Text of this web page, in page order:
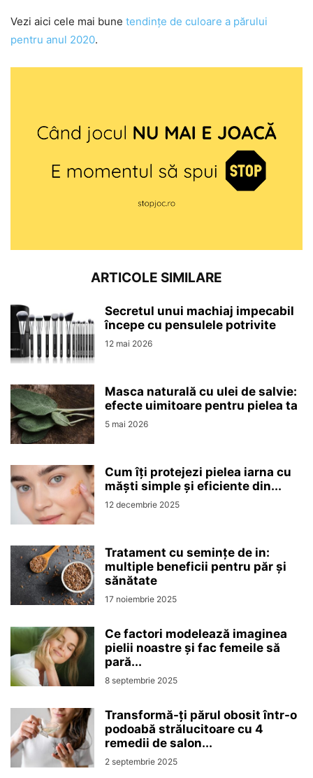
Vezi aici cele mai bune tendințe de culoare a părului
pentru anul 2020.
ARTICOLE SIMILARE
Secretul unui machiaj impecabil
începe cu pensulele potrivite
12 mai 2026
Masca naturală cu ulei de salvie:
efecte uimitoare pentru pielea ta
5 mai 2026
Cum îți protejezi pielea iarna cu
măști simple și eficiente din...
12 decembrie 2025
Tratament cu semințe de in:
multiple beneficii pentru păr și
sănătate
17 noiembrie 2025
Ce factori modelează imaginea
pielii noastre și fac femeile să
pară...
8 septembrie 2025
Transformă-ți părul obosit într-o
podoabă strălucitoare cu 4
remedii de salon...
2 septembrie 2025